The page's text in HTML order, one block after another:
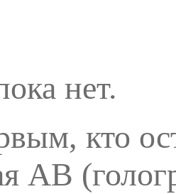
нет.
кто
AB